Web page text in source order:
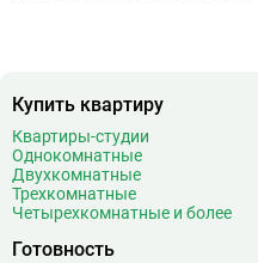
Купить квартиру
Квартиры-студии
Однокомнатные
Двухкомнатные
Трехкомнатные
Четырехкомнатные и более
Готовность